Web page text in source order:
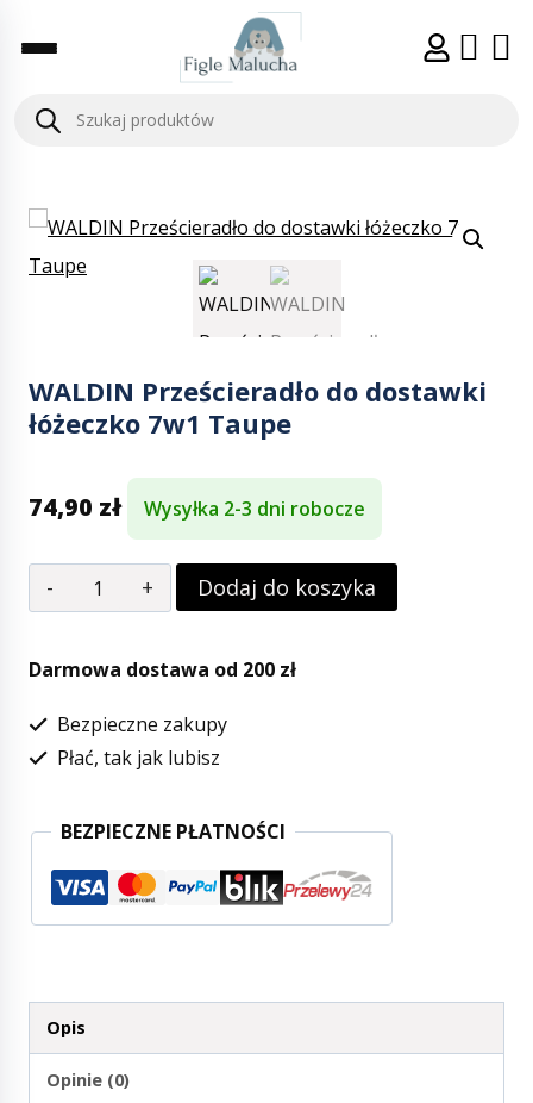
WALDIN Prześcieradło do dostawki
łóżeczko 7w1 Taupe
74,90 zł Wysyłka 2-3 dni robocze
Dodaj do koszyka
Darmowa dostawa od 200 zł
Bezpieczne zakupy
Płać, tak jak lubisz
BEZPIECZNE PŁATNOŚCI
Opis
Opinie (0)